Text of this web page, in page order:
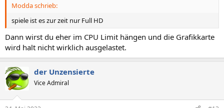
Modda schrieb:
spiele ist es zur zeit nur Full HD
Dann wirst du eher im CPU Limit hängen und die Grafikkarte
wird halt nicht wirklich ausgelastet.
der Unzensierte
Vice Admiral